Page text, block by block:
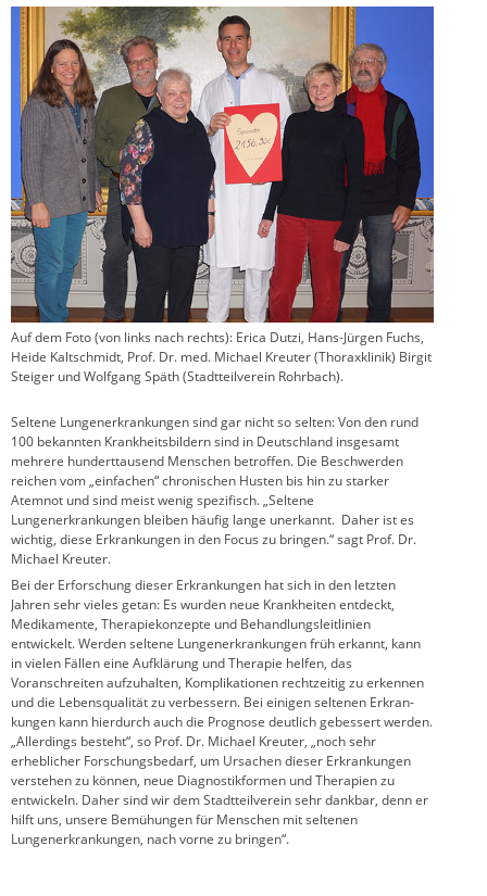
Auf dem Foto (von links nach rechts): Erica Dutzi, Hans-Jürgen Fuchs,
Heide Kaltschmidt, Prof. Dr. med. Michael Kreuter (Thoraxklinik) Birgit
Steiger und Wolfgang Späth (Stadtteilverein Rohrbach).
Seltene Lungenerkrankungen sind gar nicht so selten: Von den rund
100 bekannten Krankheitsbildern sind in Deutschland insgesamt
mehrere hunderttausend Menschen betroffen. Die Beschwerden
reichen vom „einfachen“ chronischen Husten bis hin zu starker
Atemnot und sind meist wenig spezifisch. „Seltene
Lungenerkrankungen bleiben häufig lange unerkannt. Daher ist es
wichtig, diese Erkrankungen in den Focus zu bringen.“ sagt Prof. Dr.
Michael Kreuter.
Bei der Erforschung dieser Erkrankungen hat sich in den letzten
Jahren sehr vieles getan: Es wurden neue Krankheiten entdeckt,
Medikamente, Therapiekonzepte und Behandlungs­leit­linien
entwickelt. Werden seltene Lungenerkrankungen früh erkannt, kann
in vielen Fällen eine Aufklärung und Therapie helfen, das
Voranschreiten aufzuhalten, Komplikationen rechtzeitig zu erkennen
und die Lebensqualität zu verbessern. Bei einigen seltenen Erkran­
kungen kann hierdurch auch die Prognose deutlich gebessert werden.
„Allerdings besteht“, so Prof. Dr. Michael Kreuter, „noch sehr
erheblicher Forschungsbedarf, um Ursachen dieser Erkrankungen
verstehen zu können, neue Diagnostikformen und Therapien zu
entwickeln. Daher sind wir dem Stadtteilverein sehr dankbar, denn er
hilft uns, unsere Bemühungen für Menschen mit seltenen
Lungenerkrankungen, nach vorne zu bringen“.